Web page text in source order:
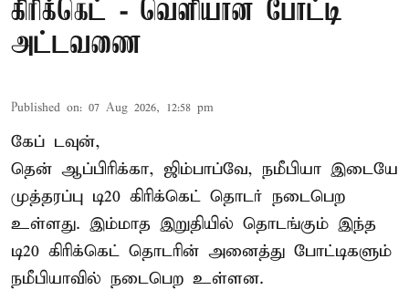
கிரிக்கெட் - வெளியான போட்டி
அட்டவணை
Published on: 07 Aug 2026, 12:58 pm
கேப் டவுன்,
தென் ஆப்பிரிக்கா, ஜிம்பாப்வே, நமீபியா இடையே
முத்தரப்பு டி20 கிரிக்கெட் தொடர் நடைபெற
உள்ளது. இம்மாத இறுதியில் தொடங்கும் இந்த
டி20 கிரிக்கெட் தொடரின் அனைத்து போட்டிகளும்
நமீபியாவில் நடைபெற உள்ளன.